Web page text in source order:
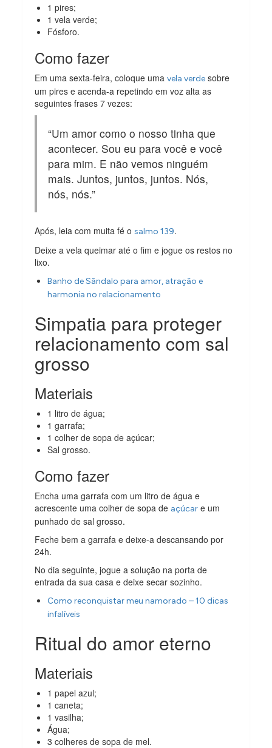
1 pires;
1 vela verde;
Fósforo.
Como fazer
Em uma sexta-feira, coloque umavela verde sobre
um pires e acenda-a repetindo em voz alta as
seguintes frases 7 vezes:
“Um amor como o nosso tinha que
acontecer. Sou eu para você e você
para mim. E não vemos ninguém
mais. Juntos, juntos, juntos. Nós,
nós, nós.”
Após, leia com muita fé osalmo 139.
Deixe a vela queimar até o fim e jogue os restos no
lixo.
Banho de Sândalo para amor, atração e
harmonia no relacionamento
Simpatia para proteger
relacionamento com sal
grosso
Materiais
1 litro de água;
1 garrafa;
1 colher de sopa de açúcar;
Sal grosso.
Como fazer
Encha uma garrafa com um litro de água e
acrescente uma colher de sopa de açúcar e um
punhado de sal grosso.
Feche bem a garrafa e deixe-a descansando por
24h.
No dia seguinte, jogue a solução na porta de
entrada da sua casa e deixe secar sozinho.
Como reconquistar meu namorado – 10 dicas
infalíveis
Ritual do amor eterno
Materiais
1 papel azul;
1 caneta;
1 vasilha;
Água;
3 colheres de sopa de mel.